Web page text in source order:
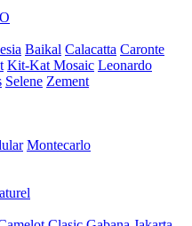
Baikal Calacatta Caronte
Kit-Kat Mosaic Leonardo
Selene Zement
Montecarlo